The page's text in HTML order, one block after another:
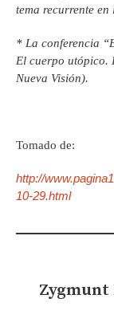
tema recurrente
* La conferencia
El cuerpo utópico.
Nueva Visión).
Tomado de:
http://
10-29.html
Zygmunt